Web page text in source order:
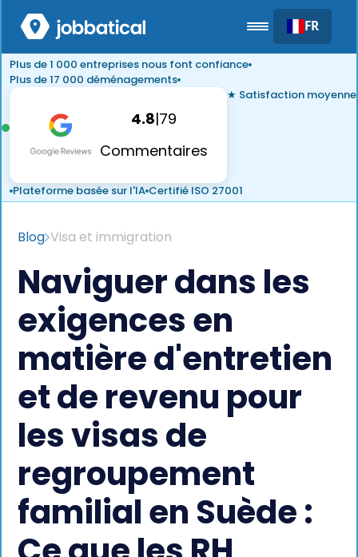
FR
Plus de 1 000 entreprises nous font confiance
Plus de 17 000 déménagements
4.8|79
Commentaires
★ Satisfaction moyenne
Plateforme basée sur l'IA Certifié ISO 27001
Blog Visa et immigration
Naviguer dans les
exigences en
matière d'entretien
et de revenu pour
les visas de
regroupement
familial en Suède :